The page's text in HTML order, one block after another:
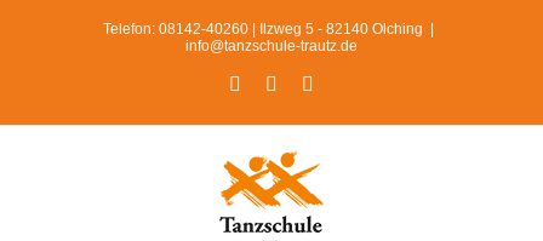
Telefon: 08142-40260 | Ilzweg 5 - 82140 Olching
info@tanzschule-trautz.de
FacebookInstagram